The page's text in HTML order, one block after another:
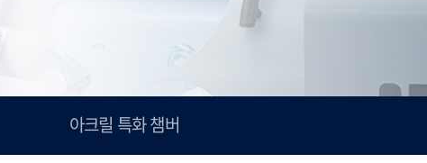
아크릴 특화 챔버